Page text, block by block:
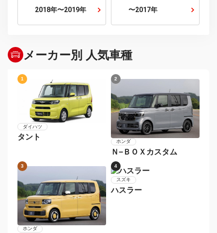
2026年〜 2024年〜2025年
2022年〜2023年 2020年〜2021年
2018年〜2019年 〜2017年
メーカー別 人気車種
1 2